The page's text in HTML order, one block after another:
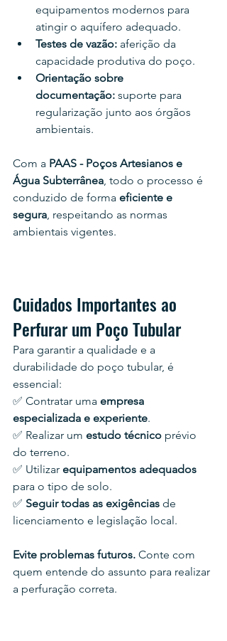
equipamentos modernos para
atingir o aquífero adequado.
Testes de vazão: aferição da
capacidade produtiva do poço.
Orientação sobre
documentação: suporte para
regularização junto aos órgãos
ambientais.
Com a PAAS - Poços Artesianos e
Água Subterrânea, todo o processo é
conduzido de forma eficiente e
segura, respeitando as normas
ambientais vigentes.
Cuidados Importantes ao
Perfurar um Poço Tubular
Para garantir a qualidade e a
durabilidade do poço tubular, é
essencial:
✅ Contratar uma empresa
especializada e experiente.
✅ Realizar um estudo técnico prévio
do terreno.
✅ Utilizar equipamentos adequados
para o tipo de solo.
✅ Seguir todas as exigências de
licenciamento e legislação local.
Evite problemas futuros. Conte com
quem entende do assunto para realizar
a perfuração correta.